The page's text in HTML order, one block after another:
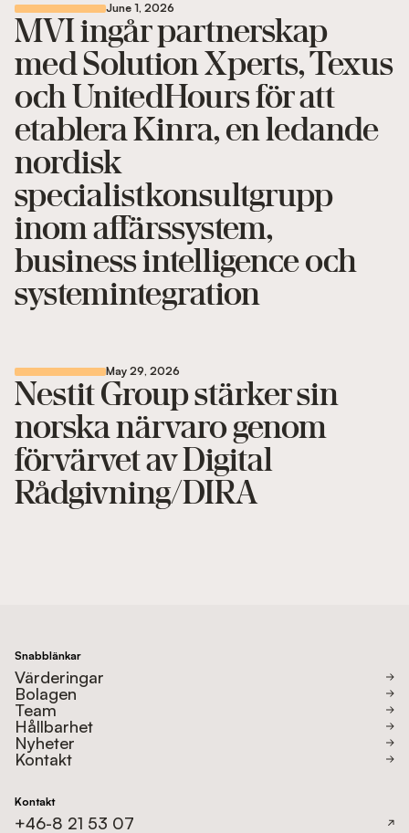
June 1, 2026
MVI ingår partnerskap
med Solution Xperts, Texus
och UnitedHours för att
etablera Kinra, en ledande
nordisk
specialistkonsultgrupp
inom affärssystem,
business intelligence och
systemintegration
May 29, 2026
Nestit Group stärker sin
norska närvaro genom
förvärvet av Digital
Rådgivning/DIRA
Snabblänkar
Värderingar
Bolagen
Team
Hållbarhet
Nyheter
Kontakt
Kontakt
+46-8 21 53 07